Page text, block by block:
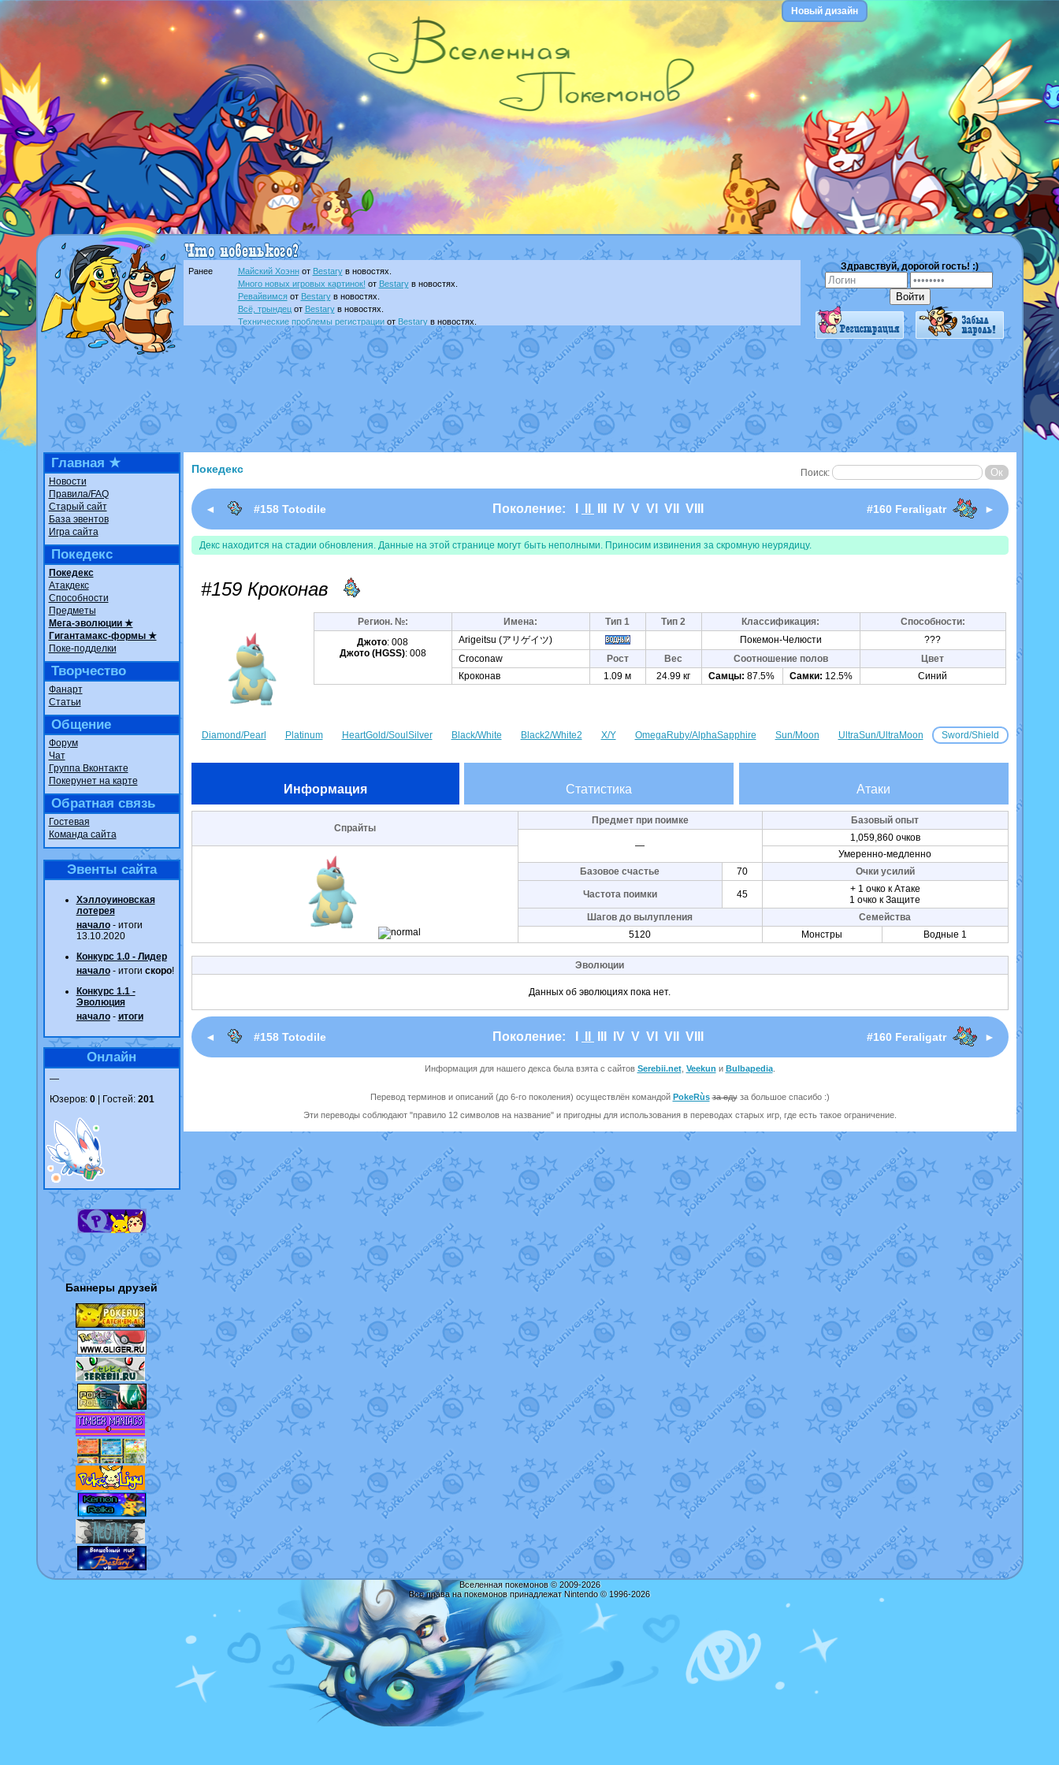
Новый дизайн
Ранее Майский Хоэннот Bestaryв новостях.
Много новых игровых картинок! от Bestaryв новостях.
Ревайвимсяот Bestaryв новостях.
Всё, трындецот Bestaryв новостях.
Технические проблемы регистрацииот Bestaryв новостях.
доброе утро славянеот Dakkuв фанарте.
Йолда и МимикьюотMavisNyanCat
в фанарте.
Недовольный котомангуст
отRandomon
в фанарте.
The Dark Wishmakerот Randomon
в фанарте.
в фанарте.
ilovearceus
Raging Boltот GraceDaFox
в фанарте.
Shadow mismagiusот
в фанарте.
художник
отvicavica в фанарте.
Здравствуй, дорогой гость! :)
Главная ★
Новости
Правила/FAQ
Старый сайт
База эвентов
Игра сайта
Покедекс
Покедекс
Атакдекс
Способности
Предметы
Мега-эволюции ★
Гигантамакс-формы ★
Поке-подделки
Творчество
Фанарт
Статьи
Общение
Форум
Чат
Группа Вконтакте
Покерунет на карте
Обратная связь
Гостевая
Команда сайта
Эвенты сайта
Хэллоуиновская
лотерея
начало- итоги
13.10.2020
Конкурс 1.0 - Лидер
начало- итоги скоро!
Конкурс 1.1 -
Эволюция
начало- итоги
Онлайн
—
Юзеров: 0| Гостей: 201
Баннеры друзей
Поиск:
Покедекс
◄ #158 Totodile Поколение: IV V VI VII VIII #160 Feraligatr ►
Декс находится на стадии обновления. Данные на этой странице могут быть неполными. Приносим извинения за скромную неурядицу.
#159 Кроконав
Регион. №: Имена: Тип 1 Тип 2 Классификация:
Способности:
Джото: 008
Джото (HGSS): 008
Arigeitsu (アリゲイツ) Покемон-Челюсти
???
Croconaw
Рост Вес Соотношение полов
Цвет
Кроконав
1.09 м 24.99 кг Самцы: 87.5% Самки: 12.5% Синий
Diamond/Pearl Platinum HeartGold/SoulSilver Black/White Black2/White2 X/Y OmegaRuby/AlphaSapphire Sun/Moon UltraSun/UltraMoon Sword/Shield
Информация Статистика Атаки
Спрайты
Предмет при поимке Базовый опыт
—
1,059,860 очков
Умеренно-медленно
Базовое счастье
70 Очки усилий
Частота поимки 45
+ 1 очко к Атаке
1 очко к Защите
Шагов до вылупления
Семейства
5120
Монстры Водные 1
Эволюции
Данных об эволюциях пока нет.
◄ #158 Totodile Поколение: IV V VI VII VIII #160 Feraligatr ►
Информация для нашего декса была взята с сайтов Serebii.net, Veekun и Bulbapedia.
Перевод терминов и описаний (до 6-го поколения) осуществлён командой PokeRùs за едуза большое спасибо :)
Эти переводы соблюдают "правило 12 символов на название" и пригодны для использования в переводах старых игр, где есть такое ограничение.
Вселенная покемонов © 2009-2026
Все права на покемонов принадлежат Nintendo © 1996-2026